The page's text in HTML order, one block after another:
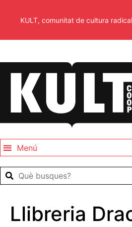
KULT, comunitat de cultura radical
Llibreria